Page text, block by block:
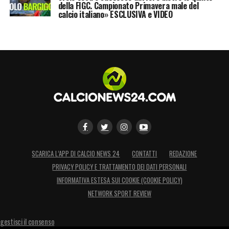
della FIGC. Campionato Primavera male del
calcio italiano» ESCLUSIVA e VIDEO
SCARICA L’APP DI CALCIO NEWS 24 CONTATTI
REDAZIONE
PRIVACY POLICY E TRATTAMENTO DEI DATI PERSONALI
INFORMATIVA ESTESA SUI COOKIE (COOKIE POLICY)
NETWORK SPORT REVIEW
gestisci il consenso